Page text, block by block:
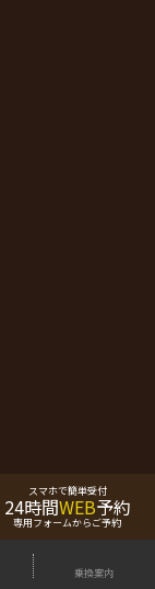
乗換案内
スマホで簡単受付
24時間WEB予約
専用フォームからご予約